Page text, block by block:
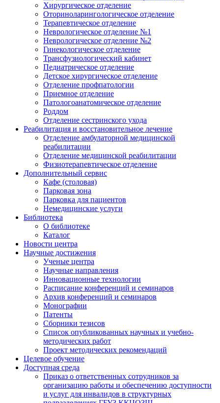
Хирургическое отделение
Оториноларингологическое отделение
Терапевтическое отделение
Неврологическое отделение №1
Неврологическое отделение №2
Гинекологическое отделение
Трансфузиологический кабинет
Педиатрическое отделение
Детское хирургическое отделение
Отделение профпатологии
Приемное отделение
Патологоанатомическое отделение
Роддом
Отделение сестринского ухода
Реабилитация и восстановительное лечение
Отделение амбулаторной медицинской
реабилитации
Отделение медицинской реабилитации
Физиотерапевтическое отделение
Дополнительный сервис
Кафе (столовая)
Парковая зона
Парковка для пациентов
Немедицинские услуги
Библиотека
О библиотеке
Каталог
Новости центра
Научные достижения
Ученые центра
Научные направления
Инновационные технологии
Расписание конференций и семинаров
Архив конференций и семинаров
Монографии
Патенты
Сборники тезисов
Список опубликованных научных и учебно-
методических работ
Проект методических рекомендаций
Целевое обучение
Доступная среда
Приказ о ответственных сотрудников за
организацию работы и обеспечению доступности
и услуг для инвалидов в структурных